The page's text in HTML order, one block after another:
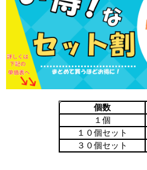
個数
１個
１０個セット
３０個セット